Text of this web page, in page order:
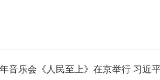
音乐会《人民至上》在京举行 习近